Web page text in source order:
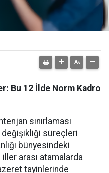
Bu 12 İlde Norm Kadro
sınırlaması
değişikliği süreçleri
bünyesindeki
arası atamalarda
tayinlerinde